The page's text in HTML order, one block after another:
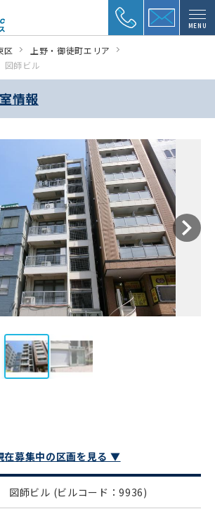
MENU
区
上野・御徒町エリア
図師ビル
情報
在募集中の区画を見る ▼
図師ビル (ビルコード：9936)